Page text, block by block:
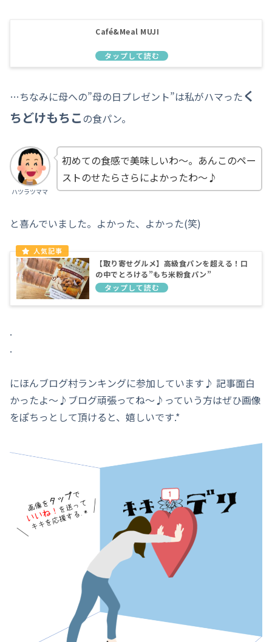
Café&Meal MUJI
…ちなみに母への”母の日プレゼント”は私がハマったく
ちどけもちこ の食パン。
ハツラツママ
初めての食感で美味しいわ～。あんこのペー
ストのせたらさらによかったわ～♪
と喜んでいました。よかった、よかった(笑)
【取り寄せグルメ】高級食パンを超える！口
の中でとろける”もち米粉食パン”
.
.
にほんブログ村ランキングに参加しています♪ 記事面白
かったよ～♪ブログ頑張ってね～♪っていう方はぜひ画像
をぽちっとして頂けると、嬉しいです.*